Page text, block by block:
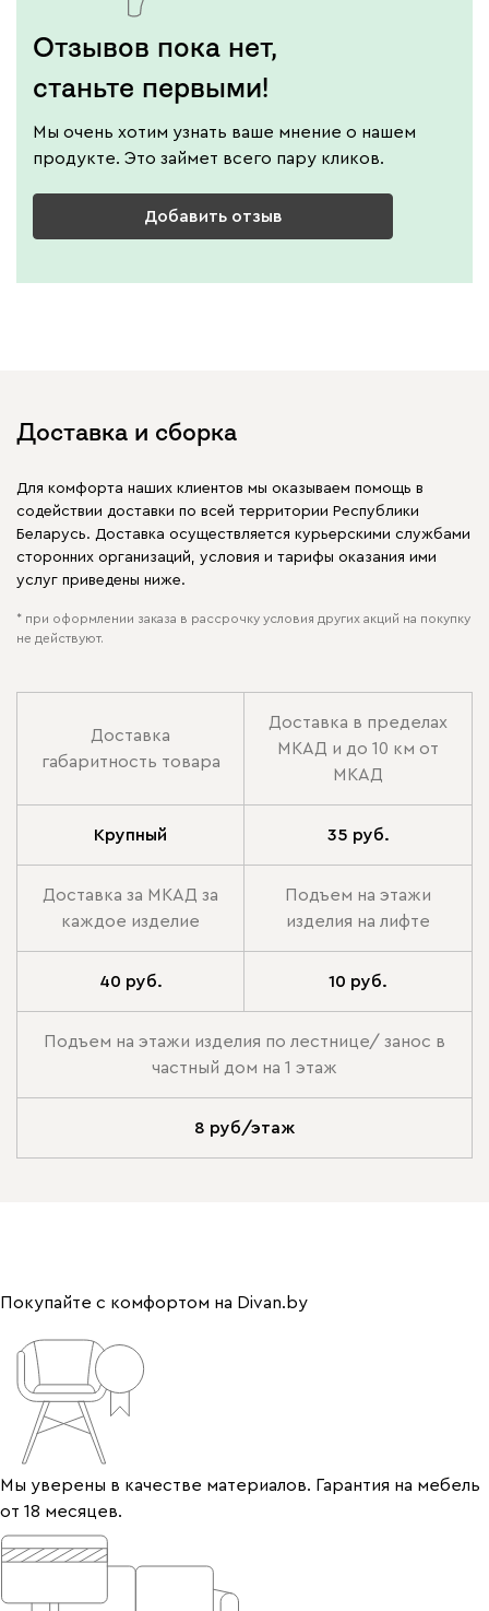
Отзывов пока нет,
станьте первыми!
Мы очень хотим узнать ваше мнение о нашем
продукте. Это займет всего пару кликов.
Добавить отзыв
Доставка и сборка
Для комфорта наших клиентов мы оказываем помощь в
содействии доставки по всей территории Республики
Беларусь. Доставка осуществляется курьерскими службами
сторонних организаций, условия и тарифы оказания ими
услуг приведены ниже.
* при оформлении заказа в рассрочку условия других акций на покупку
не действуют.
Доставка
габаритность товара
Доставка в пределах
МКАД и до 10 км от
МКАД
Крупный 35 руб.
Доставка за МКАД за
каждое изделие
Подъем на этажи
изделия на лифте
40 руб. 10 руб.
Подъем на этажи изделия по лестнице/ занос в
частный дом на 1 этаж
8 руб/этаж
Покупайте с комфортом на Divan.by
Мы уверены в качестве материалов. Гарантия на мебель
от 18 месяцев.